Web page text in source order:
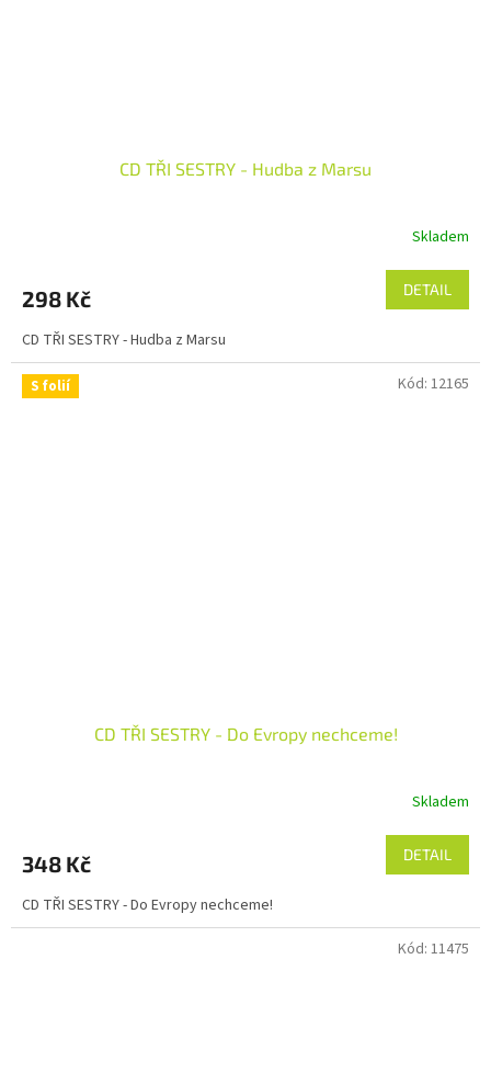
CD TŘI SESTRY - Hudba z Marsu
Skladem
298 Kč DETAIL
CD TŘI SESTRY - Hudba z Marsu
S folií
CD TŘI SESTRY - Do Evropy nechceme!
Skladem
348 Kč DETAIL
CD TŘI SESTRY - Do Evropy nechceme!
Kód: 12165
Kód: 11475